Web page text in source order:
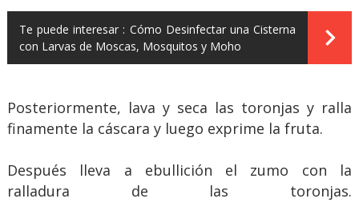
Te puede interesar : Cómo Desinfectar una Cisterna
con Larvas de Moscas, Mosquitos y Moho
Posteriormente, lava y seca las toronjas y ralla
finamente la cáscara y luego exprime la fruta.
Después lleva a ebullición el zumo con la
ralladura de las toronjas.